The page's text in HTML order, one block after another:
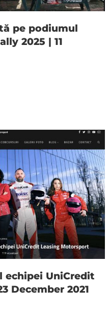
pe podiumul
2025 | 11
echipei UniCredit
December 2021